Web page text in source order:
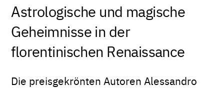
Astrologische und magische
Geheimnisse in der
florentinischen Renaissance
Die preisgekrönten Autoren Alessandro